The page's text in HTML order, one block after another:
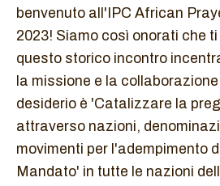
benvenuto all'IPC African
2023! Siamo così onorati che
questo storico incontro
la missione e la
desiderio è 'Catalizzare la
attraverso nazioni,
movimenti per l'adempimento
Mandato' in tutte le nazioni